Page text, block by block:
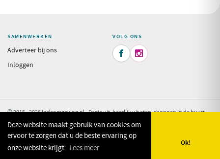
SAMENWERKEN
Adverteer bij ons
Inloggen
VOLG ONS
 
© 2015 - 2026 Indeomgeving.nl - Dagje uit, heerlijk uit eten, shoppen in de buurt
van uw vakantiepark. Privacy Policy
Deze website maakt gebruik van cookies om
ervoor te zorgen dat u de beste ervaring op
onze website krijgt. Lees meer
Ok!